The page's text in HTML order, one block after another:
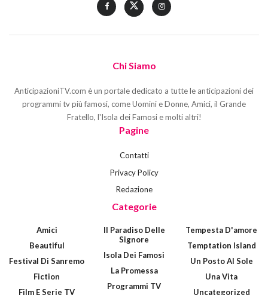
Chi Siamo
AnticipazioniTV.com è un portale dedicato a tutte le anticipazioni dei
programmi tv più famosi, come Uomini e Donne, Amici, il Grande
Fratello, l'Isola dei Famosi e molti altri!
Pagine
Contatti
Privacy Policy
Redazione
Categorie
Amici
Beautiful
Festival Di Sanremo
Fiction
Film E Serie TV
Il Paradiso Delle
Signore
Isola Dei Famosi
La Promessa
Programmi TV
Tempesta D'amore
Temptation Island
Un Posto Al Sole
Una Vita
Uncategorized